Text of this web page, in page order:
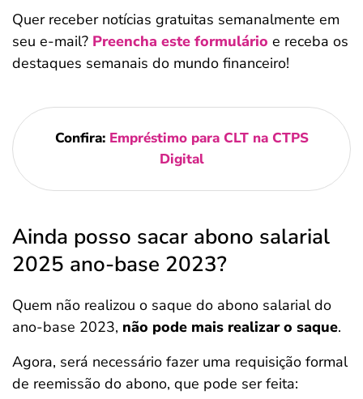
Quer receber notícias gratuitas semanalmente em
seu e-mail? Preencha este formulário e receba os
destaques semanais do mundo financeiro!
Confira: Empréstimo para CLT na CTPS
Digital
Ainda posso sacar abono salarial
2025 ano-base 2023?
Quem não realizou o saque do abono salarial do
ano-base 2023, não pode mais realizar o saque.
Agora, será necessário fazer uma requisição formal
de reemissão do abono, que pode ser feita: